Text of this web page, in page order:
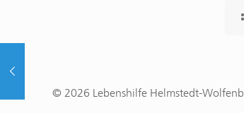
© 2026 Lebenshilfe Helmstedt-